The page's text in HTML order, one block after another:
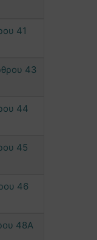
41
43
44
45
46
48Α